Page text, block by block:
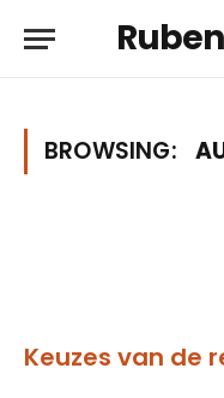
BROWSING:
Keuzes van de